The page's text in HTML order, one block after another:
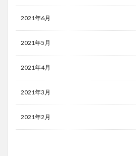
2021年6月
2021年5月
2021年4月
2021年3月
2021年2月